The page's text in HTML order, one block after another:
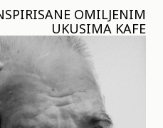
OMILJENIM
UKUSIMA KAFE